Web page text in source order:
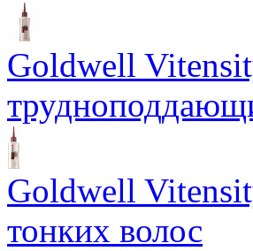
Goldwell
Goldwell
тонких волос